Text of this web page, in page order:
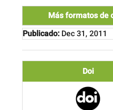
Más formatos de
Publicado: Dec 31, 2011
Doi